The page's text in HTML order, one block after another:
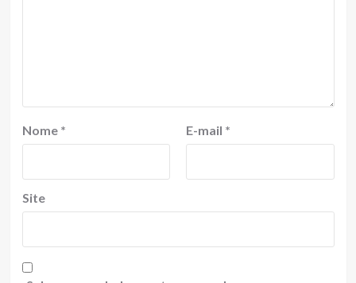
Nome * E-mail *
Site